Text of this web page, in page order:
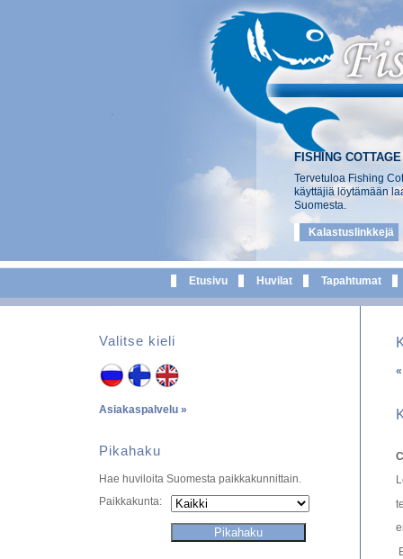
FISHING COTTAGE
Tervetuloa Fishing
käyttäjiä löytämään
Suomesta.
Kalastuslinkkejä
Etusivu Huvilat Tapahtumat
Valitse kieli
Asiakaspalvelu »
Pikahaku
Hae huviloita Suomesta paikkakunnittain.
Paikkakunta: